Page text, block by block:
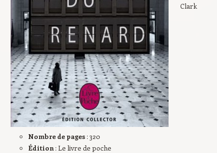
Clark
Nombre de pages: 320
Édition: Le livre de poche